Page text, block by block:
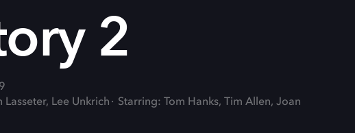
2
Lee Unkrich
Starring: Tom Hanks, Tim Allen, Joan